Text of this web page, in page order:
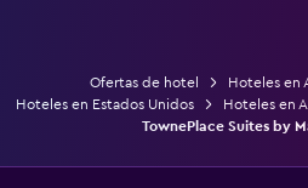
Ofertas de hotel
Hoteles en
Hoteles en Estados Unidos
Hoteles en
TownePlace Suites by